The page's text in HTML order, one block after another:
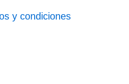
y condiciones